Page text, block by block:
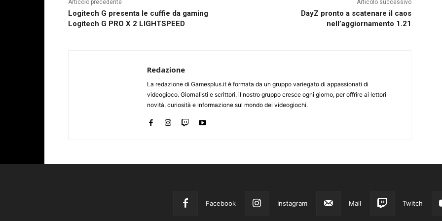
Articolo precedente
Logitech G presenta le cuffie da gaming
Logitech G PRO X 2 LIGHTSPEED
Articolo successivo
DayZ pronto a scatenare il caos
nell’aggiornamento 1.21
Redazione
La redazione di Gamesplus.it è formata da un gruppo variegato di appassionati di
videogioco. Giornalisti e scrittori, il nostro gruppo cresce ogni giorno, per offrire ai lettori
novità, curiosità e informazione sul mondo dei videogiochi.
Facebook Instagram Mail Twitch